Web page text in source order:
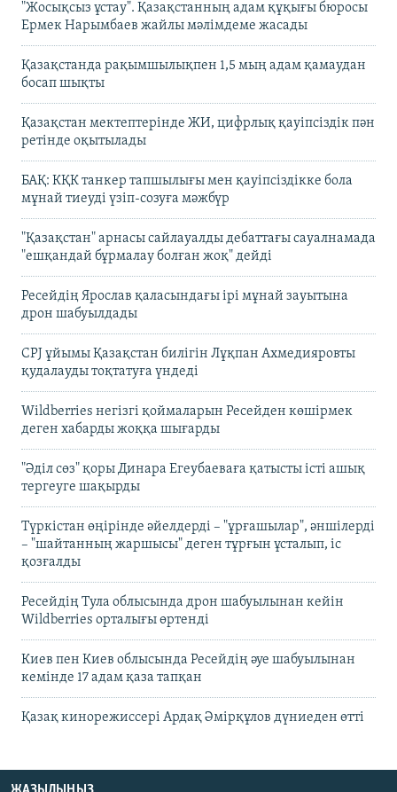
"Жосықсыз ұстау". Қазақстанның адам құқығы бюросы
Ермек Нарымбаев жайлы мәлімдеме жасады
Қазақстанда рақымшылықпен 1,5 мың адам қамаудан
босап шықты
Қазақстан мектептерінде ЖИ, цифрлық қауіпсіздік пән
ретінде оқытылады
БАҚ: КҚК танкер тапшылығы мен қауіпсіздікке бола
мұнай тиеуді үзіп-созуға мәжбүр
"Қазақстан" арнасы сайлауалды дебаттағы сауалнамада
"ешқандай бұрмалау болған жоқ" дейді
Ресейдің Ярослав қаласындағы ірі мұнай зауытына
дрон шабуылдады
CPJ ұйымы Қазақстан билігін Лұқпан Ахмедияровты
қудалауды тоқтатуға үндеді
Wildberries негізгі қоймаларын Ресейден көшірмек
деген хабарды жоққа шығарды
"Әділ сөз" қоры Динара Егеубаеваға қатысты істі ашық
тергеуге шақырды
Түркістан өңірінде әйелдерді – "ұрғашылар", әншілерді
– "шайтанның жаршысы" деген тұрғын ұсталып, іс
қозғалды
Ресейдің Тула облысында дрон шабуылынан кейін
Wildberries орталығы өртенді
Киев пен Киев облысында Ресейдің әуе шабуылынан
кемінде 17 адам қаза тапқан
Қазақ кинорежиссері Ардақ Әмірқұлов дүниеден өтті